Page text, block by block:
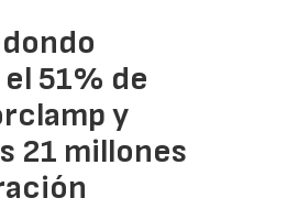
51% de
y
21 millones